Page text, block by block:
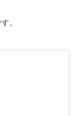
。